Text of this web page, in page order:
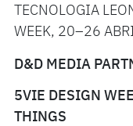
TECNOLOGIA
WEEK, 20–26
D&D MEDIA
5VIE DESIGN
THINGS